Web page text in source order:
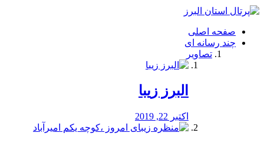
فصد
شرق
تهران
خشکشویی
صفحه اصلی
چند رسانه ای
تصاویر
البرز زیبا
اکتبر 22, 2019